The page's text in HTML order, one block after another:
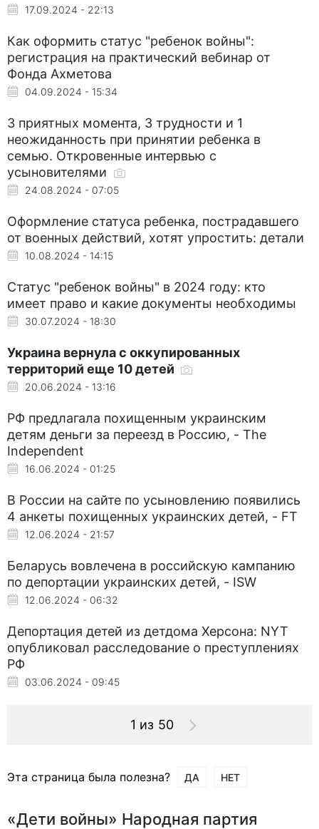
17.09.2024 - 22:13
Как оформить статус "ребенок войны":
регистрация на практический вебинар от
Фонда Ахметова
04.09.2024 - 15:34
3 приятных момента, 3 трудности и 1
неожиданность при принятии ребенка в
семью. Откровенные интервью с
усыновителями
24.08.2024 - 07:05
Оформление статуса ребенка, пострадавшего
от военных действий, хотят упростить: детали
10.08.2024 - 14:15
Статус "ребенок войны" в 2024 году: кто
имеет право и какие документы необходимы
30.07.2024 - 18:30
Украина вернула с оккупированных
территорий еще 10 детей
20.06.2024 - 13:16
РФ предлагала похищенным украинским
детям деньги за переезд в Россию, - The
Independent
16.06.2024 - 01:25
В России на сайте по усыновлению появились
4 анкеты похищенных украинских детей, - FT
12.06.2024 - 21:57
Беларусь вовлечена в российскую кампанию
по депортации украинских детей, - ISW
12.06.2024 - 06:32
Депортация детей из детдома Херсона: NYT
опубликовал расследование о преступлениях
РФ
03.06.2024 - 09:45
1 из 50
Эта страница была полезна? ДА НЕТ
«Дети войны» Народная партия